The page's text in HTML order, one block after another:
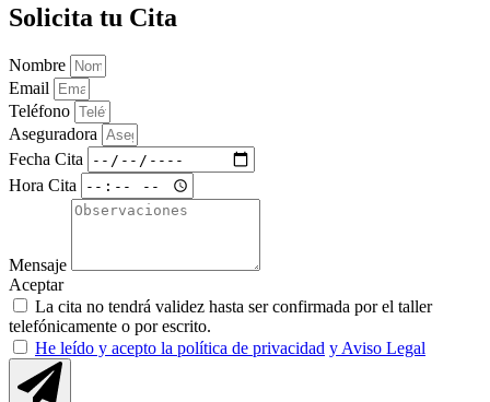
Solicita tu Cita
Nombre
Email
Teléfono
Aseguradora
Fecha Cita
Hora Cita
Mensaje
Aceptar
La cita no tendrá validez hasta ser confirmada por el taller
telefónicamente o por escrito.
He leído y acepto la política de privacidad y Aviso Legal